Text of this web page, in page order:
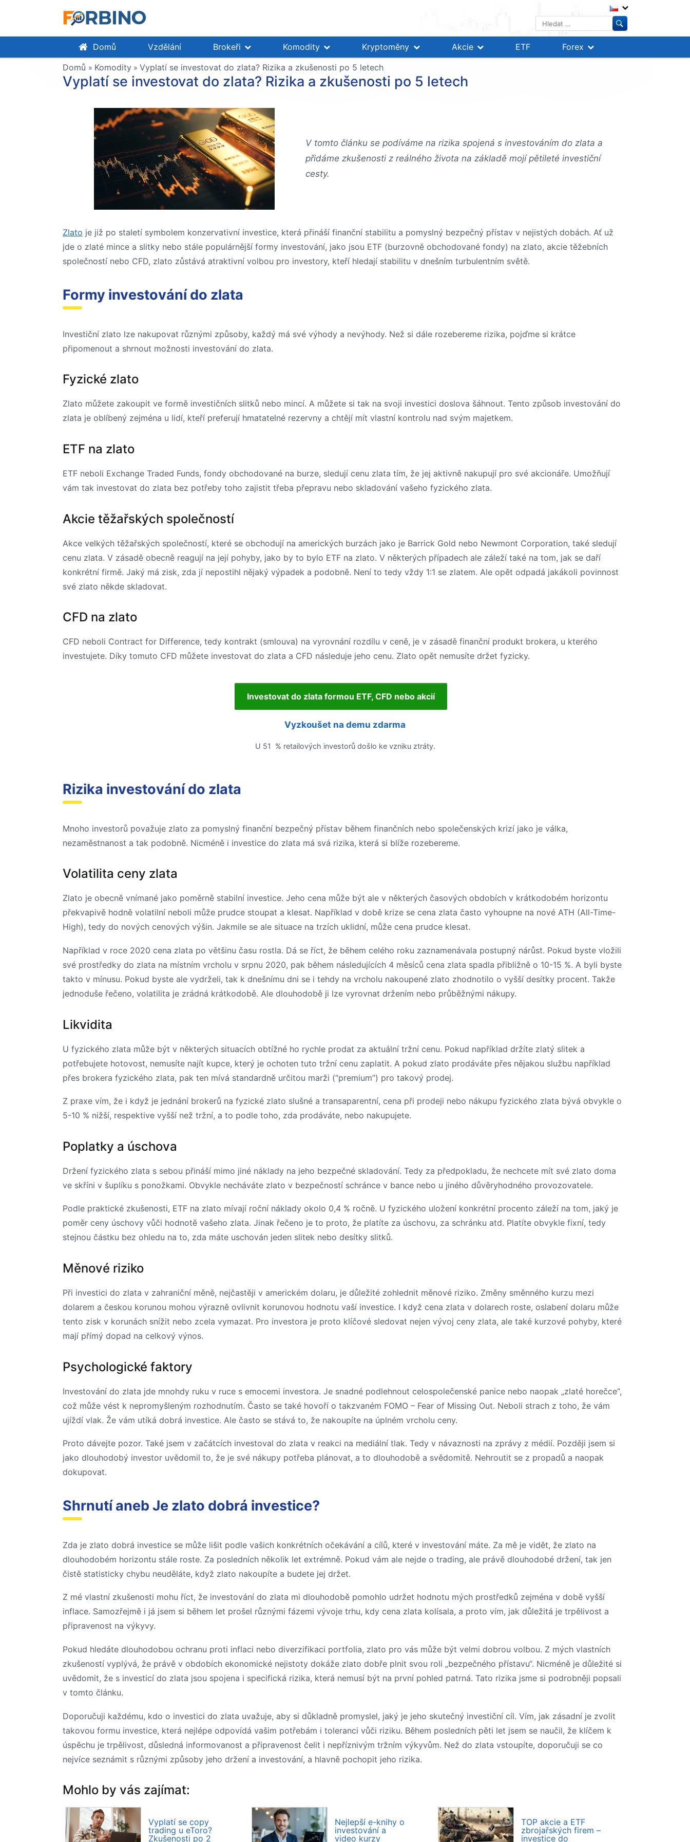
Vyhledávání
Domů Vzdělání Brokeři Komodity Kryptoměny Akcie ETF
Forex
Domů » Komodity » Vyplatí se investovat do zlata? Rizika a zkušenosti po 5 letech
Vyplatí se investovat do zlata? Rizika a zkušenosti po 5 letech
V tomto článku se podíváme na rizika spojená s investováním do zlata a
přidáme zkušenosti z reálného života na základě mojí pětileté investiční
cesty.
Zlato je již po staletí symbolem konzervativní investice, která přináší finanční stabilitu a pomyslný bezpečný přístav v nejistých dobách. Ať už
jde o zlaté mince a slitky nebo stále populárnější formy investování, jako jsou ETF (burzovně obchodované fondy) na zlato, akcie těžebních
společností nebo CFD, zlato zůstává atraktivní volbou pro investory, kteří hledají stabilitu v dnešním turbulentním světě.
Formy investování do zlata
Investiční zlato lze nakupovat různými způsoby, každý má své výhody a nevýhody. Než si dále rozebereme rizika, pojďme si krátce
připomenout a shrnout možnosti investování do zlata.
Fyzické zlato
Zlato můžete zakoupit ve formě investičních slitků nebo mincí. A můžete si tak na svoji investici doslova šáhnout. Tento způsob investování do
zlata je oblíbený zejména u lidí, kteří preferují hmatatelné rezervny a chtějí mít vlastní kontrolu nad svým majetkem.
ETF na zlato
ETF neboli Exchange Traded Funds, fondy obchodované na burze, sledují cenu zlata tím, že jej aktivně nakupují pro své akcionáře. Umožňují
vám tak investovat do zlata bez potřeby toho zajistit třeba přepravu nebo skladování vašeho fyzického zlata.
Akcie těžařských společností
Akce velkých těžařských společností, které se obchodují na amerických burzách jako je Barrick Gold nebo Newmont Corporation, také sledují
cenu zlata. V zásadě obecně reagují na její pohyby, jako by to bylo ETF na zlato. V některých případech ale záleží také na tom, jak se daří
konkrétní firmě. Jaký má zisk, zda jí nepostihl nějaký výpadek a podobně. Není to tedy vždy 1:1 se zlatem. Ale opět odpadá jakákoli povinnost
své zlato někde skladovat.
CFD na zlato
CFD neboli Contract for Difference, tedy kontrakt (smlouva) na vyrovnání rozdílu v ceně, je v zásadě finanční produkt brokera, u kterého
investujete. Díky tomuto CFD můžete investovat do zlata a CFD následuje jeho cenu. Zlato opět nemusíte držet fyzicky.
Investovat do zlata formou ETF, CFD nebo akcií
Vyzkoušet na demu zdarma
U 51 % retailových investorů došlo ke vzniku ztráty.
Rizika investování do zlata
Mnoho investorů považuje zlato za pomyslný finanční bezpečný přístav během finančních nebo společenských krizí jako je válka,
nezaměstnanost a tak podobně. Nicméně i investice do zlata má svá rizika, která si blíže rozebereme.
Volatilita ceny zlata
Zlato je obecně vnímané jako poměrně stabilní investice. Jeho cena může být ale v některých časových obdobích v krátkodobém horizontu
překvapivě hodně volatilní neboli může prudce stoupat a klesat. Například v době krize se cena zlata často vyhoupne na nové ATH (All-Time-
High), tedy do nových cenových výšin. Jakmile se ale situace na trzích uklidní, může cena prudce klesat.
Například v roce 2020 cena zlata po většinu času rostla. Dá se říct, že během celého roku zaznamenávala postupný nárůst. Pokud byste vložili
své prostředky do zlata na místním vrcholu v srpnu 2020, pak během následujících 4 měsíců cena zlata spadla přibližně o 10-15 %. A byli byste
takto v mínusu. Pokud byste ale vydrželi, tak k dnešnímu dni se i tehdy na vrcholu nakoupené zlato zhodnotilo o vyšší desítky procent. Takže
jednoduše řečeno, volatilita je zrádná krátkodobě. Ale dlouhodobě ji lze vyrovnat držením nebo průběžnými nákupy.
Likvidita
U fyzického zlata může být v některých situacích obtížné ho rychle prodat za aktuální tržní cenu. Pokud například držíte zlatý slitek a
potřebujete hotovost, nemusíte najít kupce, který je ochoten tuto tržní cenu zaplatit. A pokud zlato prodáváte přes nějakou službu například
přes brokera fyzického zlata, pak ten mívá standardně určitou marži (“premium”) pro takový prodej.
Z praxe vím, že i když je jednání brokerů na fyzické zlato slušné a transaparentní, cena při prodeji nebo nákupu fyzického zlata bývá obvykle o
5-10 % nižší, respektive vyšší než tržní, a to podle toho, zda prodáváte, nebo nakupujete.
Poplatky a úschova
Držení fyzického zlata s sebou přináší mimo jiné náklady na jeho bezpečné skladování. Tedy za předpokladu, že nechcete mít své zlato doma
ve skříni v šuplíku s ponožkami. Obvykle necháváte zlato v bezpečností schránce v bance nebo u jiného důvěryhodného provozovatele.
Podle praktické zkušenosti, ETF na zlato mívají roční náklady okolo 0,4 % ročně. U fyzického uložení konkrétní procento záleží na tom, jaký je
poměr ceny úschovy vůči hodnotě vašeho zlata. Jinak řečeno je to proto, že platíte za úschovu, za schránku atd. Platíte obvykle fixní, tedy
stejnou částku bez ohledu na to, zda máte uschován jeden slitek nebo desítky slitků.
Měnové riziko
Při investici do zlata v zahraniční měně, nejčastěji v americkém dolaru, je důležité zohlednit měnové riziko. Změny směnného kurzu mezi
dolarem a českou korunou mohou výrazně ovlivnit korunovou hodnotu vaší investice. I když cena zlata v dolarech roste, oslabení dolaru může
tento zisk v korunách snížit nebo zcela vymazat. Pro investora je proto klíčové sledovat nejen vývoj ceny zlata, ale také kurzové pohyby, které
mají přímý dopad na celkový výnos.
Psychologické faktory
Investování do zlata jde mnohdy ruku v ruce s emocemi investora. Je snadné podlehnout celospolečenské panice nebo naopak „zlaté horečce“,
což může vést k nepromyšleným rozhodnutím. Často se také hovoří o takzvaném FOMO – Fear of Missing Out. Neboli strach z toho, že vám
ujíždí vlak. Že vám utíká dobrá investice. Ale často se stává to, že nakoupíte na úplném vrcholu ceny.
Proto dávejte pozor. Také jsem v začátcích investoval do zlata v reakci na mediální tlak. Tedy v návaznosti na zprávy z médií. Později jsem si
jako dlouhodobý investor uvědomil to, že je své nákupy potřeba plánovat, a to dlouhodobě a svědomitě. Nehroutit se z propadů a naopak
dokupovat.
Shrnutí aneb Je zlato dobrá investice?
Zda je zlato dobrá investice se může lišit podle vašich konkrétních očekávání a cílů, které v investování máte. Za mě je vidět, že zlato na
dlouhodobém horizontu stále roste. Za posledních několik let extrémně. Pokud vám ale nejde o trading, ale právě dlouhodobé držení, tak jen
čistě statisticky chybu neuděláte, když zlato nakoupíte a budete jej držet.
Z mé vlastní zkušenosti mohu říct, že investování do zlata mi dlouhodobě pomohlo udržet hodnotu mých prostředků zejména v době vyšší
inflace. Samozřejmě i já jsem si během let prošel různými fázemi vývoje trhu, kdy cena zlata kolísala, a proto vím, jak důležitá je trpělivost a
připravenost na výkyvy.
Pokud hledáte dlouhodobou ochranu proti inflaci nebo diverzifikaci portfolia, zlato pro vás může být velmi dobrou volbou. Z mých vlastních
zkušeností vyplývá, že právě v obdobích ekonomické nejistoty dokáže zlato dobře plnit svou roli „bezpečného přístavu“. Nicméně je důležité si
uvědomit, že s investicí do zlata jsou spojena i specifická rizika, která nemusí být na první pohled patrná. Tato rizika jsme si podrobněji popsali
v tomto článku.
Doporučuji každému, kdo o investici do zlata uvažuje, aby si důkladně promyslel, jaký je jeho skutečný investiční cíl. Vím, jak zásadní je zvolit
takovou formu investice, která nejlépe odpovídá vašim potřebám i toleranci vůči riziku. Během posledních pěti let jsem se naučil, že klíčem k
úspěchu je trpělivost, důsledná informovanost a připravenost čelit i nepříznivým tržním výkyvům. Než do zlata vstoupíte, doporučuji se co
nejvíce seznámit s různými způsoby jeho držení a investování, a hlavně pochopit jeho rizika.
Mohlo by vás zajímat:
Vyplatí se copy
trading u eToro?
Zkušenosti po 2
Nejlepší e-knihy o
investování a
video kurzy
TOP akcie a ETF
zbrojařských firem –
investice do